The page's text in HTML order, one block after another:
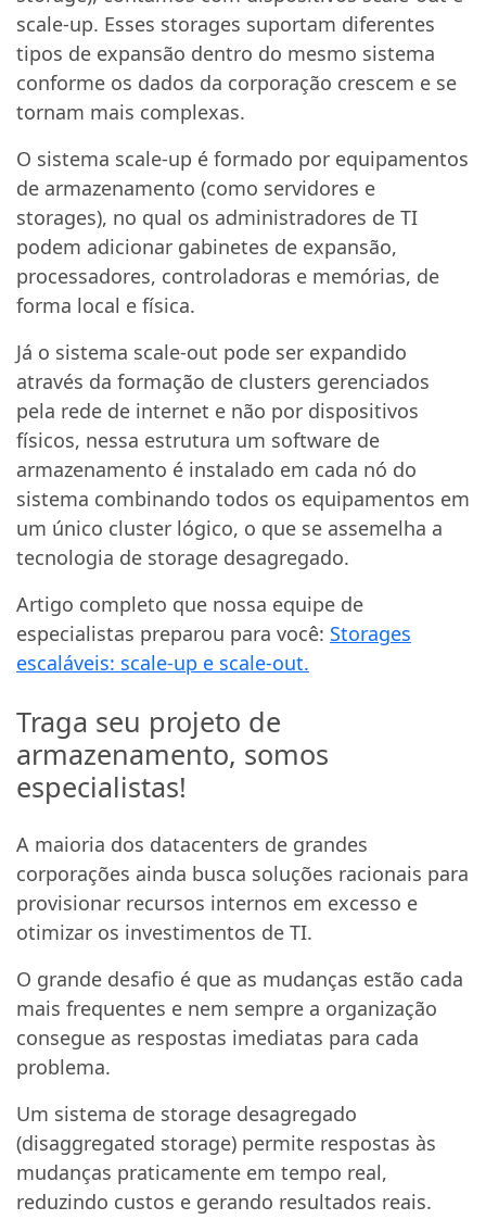
scale-up. Esses storages suportam diferentes
tipos de expansão dentro do mesmo sistema
conforme os dados da corporação crescem e se
tornam mais complexas.
O sistema scale-up é formado por equipamentos
de armazenamento (como servidores e
storages), no qual os administradores de TI
podem adicionar gabinetes de expansão,
processadores, controladoras e memórias, de
forma local e física.
Já o sistema scale-out pode ser expandido
através da formação de clusters gerenciados
pela rede de internet e não por dispositivos
físicos, nessa estrutura um software de
armazenamento é instalado em cada nó do
sistema combinando todos os equipamentos em
um único cluster lógico, o que se assemelha a
tecnologia de storage desagregado.
Artigo completo que nossa equipe de
especialistas preparou para você: Storages
escaláveis: scale-up e scale-out.
Traga seu projeto de
armazenamento, somos
especialistas!
A maioria dos datacenters de grandes
corporações ainda busca soluções racionais para
provisionar recursos internos em excesso e
otimizar os investimentos de TI.
O grande desafio é que as mudanças estão cada
mais frequentes e nem sempre a organização
consegue as respostas imediatas para cada
problema.
Um sistema de storage desagregado
(disaggregated storage) permite respostas às
mudanças praticamente em tempo real,
reduzindo custos e gerando resultados reais.